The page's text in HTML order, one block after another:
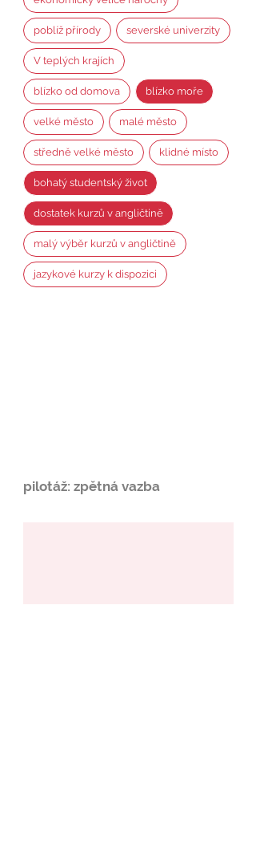
poblíž přírody severské univerzity
V teplých krajích
blízko od domova blízko moře
velké město malé město
středně velké město klidné místo
bohatý studentský život
dostatek kurzů v angličtině
malý výběr kurzů v angličtině
jazykové kurzy k dispozici
pilotáž: zpětná vazba